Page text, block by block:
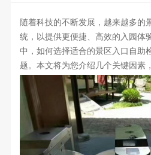
随着科技的不断发展，越来越多的
统，以提供更便捷、高效的入园体
中，如何选择适合的景区入口自助
题。本文将为您介绍几个关键因素